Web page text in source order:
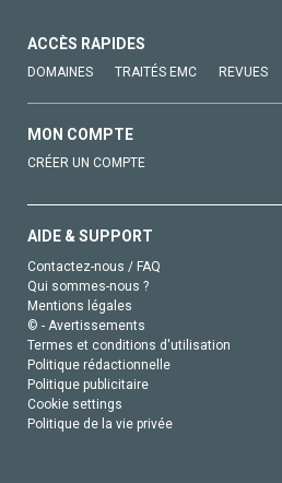
ACCÈS RAPIDES
DOMAINES TRAITÉS EMC REVUES
MON COMPTE
CRÉER UN COMPTE
AIDE & SUPPORT
Contactez-nous / FAQ
Qui sommes-nous ?
Mentions légales
© - Avertissements
Termes et conditions d'utilisation
Politique rédactionnelle
Politique publicitaire
Cookie settings
Politique de la vie privée